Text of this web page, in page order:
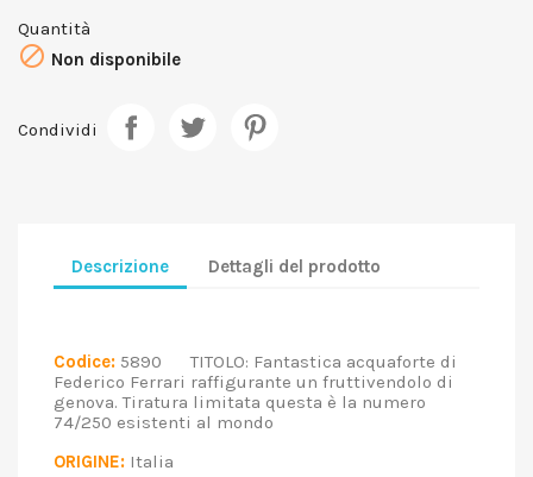
Quantità
 Non disponibile
Condividi
Descrizione Dettagli del prodotto
Codice: 5890 TITOLO: Fantastica acquaforte di
Federico Ferrari raffigurante un fruttivendolo di
genova. Tiratura limitata questa è la numero
74/250 esistenti al mondo
ORIGINE: Italia